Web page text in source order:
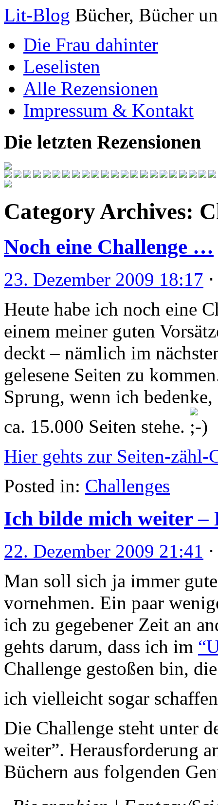
Lit-Blog Bücher, Bücher
Die Frau dahinter
Leselisten
Alle Rezensionen
Impressum & Kontakt
Die letzten Rezensionen
Category Archives:
Noch eine Challenge …
23. Dezember 2009 18:17
Heute habe ich noch eine
einem meiner guten
deckt – nämlich im
gelesene Seiten zu
Sprung, wenn ich
ca. 15.000 Seiten stehe.
Hier gehts zur Seiten-
Posted in: Challenges
Ich bilde mich weiter –
22. Dezember 2009 21:41
Man soll sich ja immer
vornehmen. Ein paar
ich zu gegebener Zeit an
gehts darum, dass ich im
Challenge gestoßen bin,
ich vielleicht sogar
Die Challenge steht unter
weiter”. Herausforderung
Büchern aus folgenden